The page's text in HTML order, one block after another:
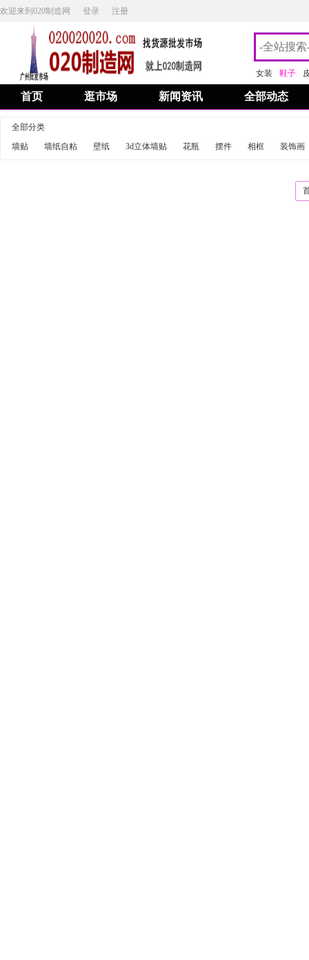
欢迎来到020制造网 登录 注册
女装 鞋子
首页 逛市场 新闻资讯 全部动态
全部分类
墙贴
墙纸自粘 壁纸 3d立体墙贴 花瓶 摆件 相框 装饰画